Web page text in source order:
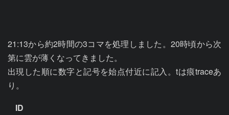
21:13から約2時間の3コマを処理しました。20時頃から次
第に雲が薄くなってきました。
出現した順に数字と記号を始点付近に記入。tは痕traceあ
り。
ID